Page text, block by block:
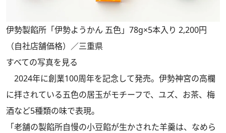
伊勢製餡所「伊勢ようかん 五色」78g×5本入り 2,200円
（自社店舗価格）／三重県
すべての写真を見る
2024年に創業100周年を記念して発売。伊勢神宮の高欄
に拝されている五色の居玉がモチーフで、ユズ、お茶、梅
酒など5種類の味で表現。
「老舗の製餡所自慢の小豆餡が生かされた羊羹は、なめら